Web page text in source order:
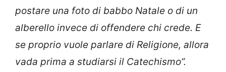
postare una foto di babbo Natale o di un
alberello invece di offendere chi crede. E
se proprio vuole parlare di Religione, allora
vada prima a studiarsi il Catechismo”.